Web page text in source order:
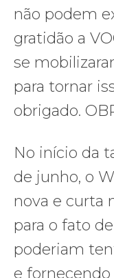
não podem
gratidão a
se
para tornar
obrigado.
No início da
de junho, o
nova e curta
para o fato
poderiam
e